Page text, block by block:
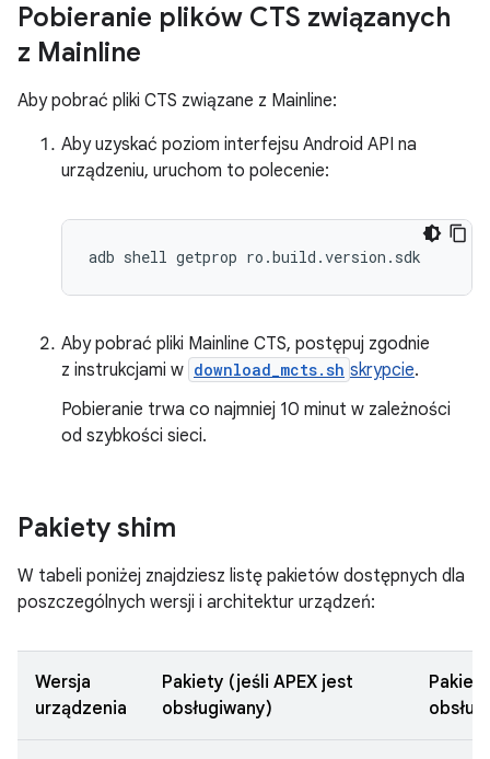
Pobieranie plików CTS związanych
z Mainline
Aby pobrać pliki CTS związane z Mainline:
Aby uzyskać poziom interfejsu Android API na
urządzeniu, uruchom to polecenie:
Aby pobrać pliki Mainline CTS, postępuj zgodnie
z instrukcjami w download_mcts.sh skrypcie.
Pobieranie trwa co najmniej 10 minut w zależności
od szybkości sieci.
Pakiety shim
W tabeli poniżej znajdziesz listę pakietów dostępnych dla
poszczególnych wersji i architektur urządzeń:
Wersja
urządzenia
Pakiety (jeśli APEX jest
obsługiwany)